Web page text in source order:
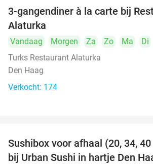
3-gangendiner à la carte bij
Alaturka
Vandaag Morgen Za Zo Ma Di
Turks Restaurant Alaturka
Den Haag
Verkocht: 174
Sushibox voor afhaal (20, 34,
bij Urban Sushi in hartje Den